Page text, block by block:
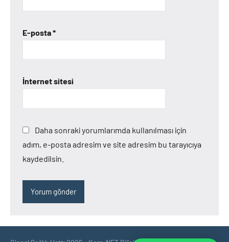
E-posta*
İnternet sitesi
Daha sonraki yorumlarımda kullanılması için
adım, e-posta adresim ve site adresim bu tarayıcıya
kaydedilsin.